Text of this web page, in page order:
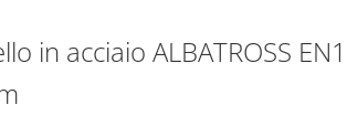
in acciaio ALBATROSS